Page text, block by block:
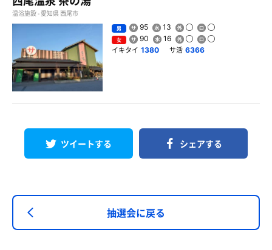
温浴施設 - 愛知県 西尾市
男 95 13
女 90 16
イキタイ 1380 サ活 6366
ツイートする シェアする
抽選会に戻る